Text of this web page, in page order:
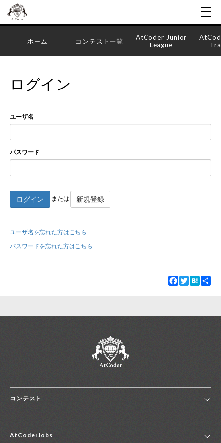
新規登録
ホーム コンテスト一覧
AtCoder Junior
League
ログイン
ユーザ名
パスワード
ログイン または 新規登録
ユーザ名を忘れた方はこちら
パスワードを忘れた方はこちら
Facebook
TwitterHatena
コンテスト
コンテスト一覧
AtCoderJobs